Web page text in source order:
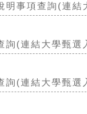
明事項查詢(連結
詢(連結大學甄選
詢(連結大學甄選